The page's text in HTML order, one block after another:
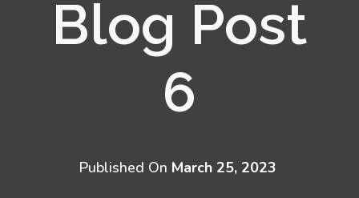
Blog Post
6
Published On March 25, 2023